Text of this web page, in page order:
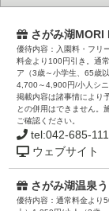
さがみ湖MORI
優待内容：入園料・フリ
料金より100円引き。通
ア（3歳～小学生、65歳
4,700～4,900円/小人シ
掲載内容は諸事情により
との併用はできません。
ご確認ください。
tel:042-685-
ウェブサイト
さがみ湖温泉う
優待内容：通常料金より